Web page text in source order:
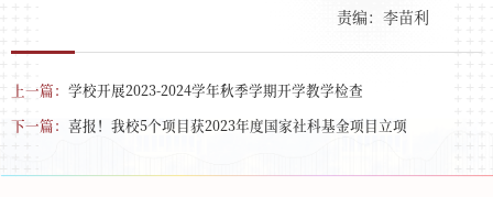
责编：李苗利
上一篇： 学校开展2023-2024学年秋季学期开学教学检查
下一篇： 喜报！我校5个项目获2023年度国家社科基金项目立项